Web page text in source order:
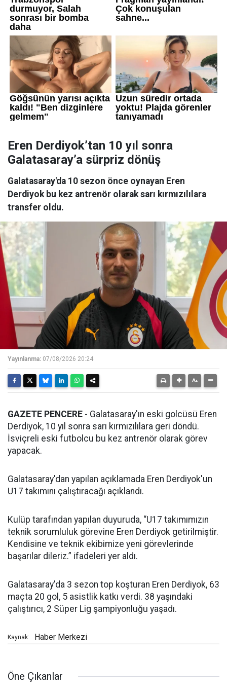
Eren Derdiyok’tan 10 yıl sonra
Galatasaray’a sürpriz dönüş
Galatasaray'da 10 sezon önce oynayan Eren
Derdiyok bu kez antrenör olarak sarı kırmızılılara
transfer oldu.
Yayınlanma: 07/08/2026 20:24
GAZETE PENCERE - Galatasaray'ın eski golcüsü Eren
Derdiyok, 10 yıl sonra sarı kırmızılılara geri döndü.
İsviçreli eski futbolcu bu kez antrenör olarak görev
yapacak.
Galatasaray'dan yapılan açıklamada Eren Derdiyok'un
U17 takımını çalıştıracağı açıklandı.
Kulüp tarafından yapılan duyuruda, “U17 takımımızın
teknik sorumluluk görevine Eren Derdiyok getirilmiştir.
Kendisine ve teknik ekibimize yeni görevlerinde
başarılar dileriz.” ifadeleri yer aldı.
Galatasaray'da 3 sezon top koşturan Eren Derdiyok, 63
maçta 20 gol, 5 asistlik katkı verdi. 38 yaşındaki
çalıştırıcı, 2 Süper Lig şampiyonluğu yaşadı.
Kaynak: Haber Merkezi
Öne Çıkanlar